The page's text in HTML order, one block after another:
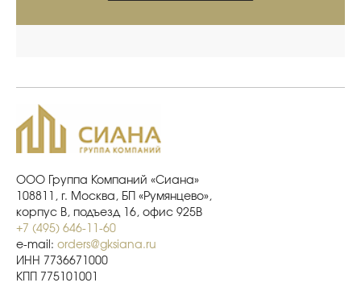
ООО Группа Компаний «Сиана»
108811, г. Москва, БП «Румянцево»,
корпус В, подъезд 16, офис 925В
+7 (495) 646-11-60
e-mail: orders@gksiana.ru
ИНН 7736671000
КПП 775101001